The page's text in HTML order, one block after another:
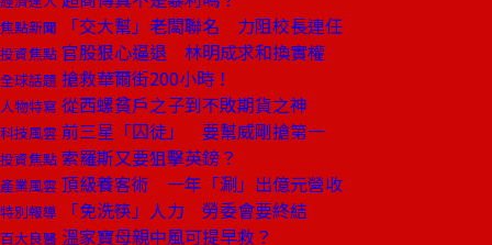
焦點新聞 「交大幫」老闆聯名 力阻校長連任
投資焦點 官股狠心逼退 林明成求和換實權
全球話題 搶救華爾街200小時！
人物特寫 從西螺貧戶之子到不敗期貨之神
科技風雲 前三星「囚徒」 要幫威剛搶第一
投資焦點 索羅斯又要狙擊英鎊？
產業風雲 頂級養客術 一年「涮」出億元營收
特別報導 「免洗筷」人力 勞委會要終結
百大良醫 溫家寶母親中風可提早救？